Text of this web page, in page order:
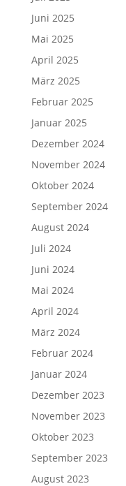
Juni 2025
Mai 2025
April 2025
März 2025
Februar 2025
Januar 2025
Dezember 2024
November 2024
Oktober 2024
September 2024
August 2024
Juli 2024
Juni 2024
Mai 2024
April 2024
März 2024
Februar 2024
Januar 2024
Dezember 2023
November 2023
Oktober 2023
September 2023
August 2023